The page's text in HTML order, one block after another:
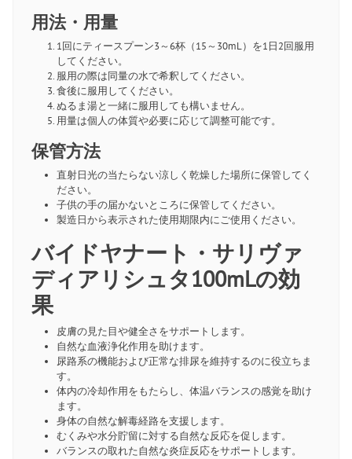
用法・用量
1回にティースプーン3～6杯（15～30mL）を1日2回服用
してください。
服用の際は同量の水で希釈してください。
食後に服用してください。
ぬるま湯と一緒に服用しても構いません。
用量は個人の体質や必要に応じて調整可能です。
保管方法
直射日光の当たらない涼しく乾燥した場所に保管してく
ださい。
子供の手の届かないところに保管してください。
製造日から表示された使用期限内にご使用ください。
バイドヤナート・サリヴァ
ディアリシュタ100mLの効
果
皮膚の見た目や健全さをサポートします。
自然な血液浄化作用を助けます。
尿路系の機能および正常な排尿を維持するのに役立ちま
す。
体内の冷却作用をもたらし、体温バランスの感覚を助け
ます。
身体の自然な解毒経路を支援します。
むくみや水分貯留に対する自然な反応を促します。
バランスの取れた自然な炎症反応をサポートします。